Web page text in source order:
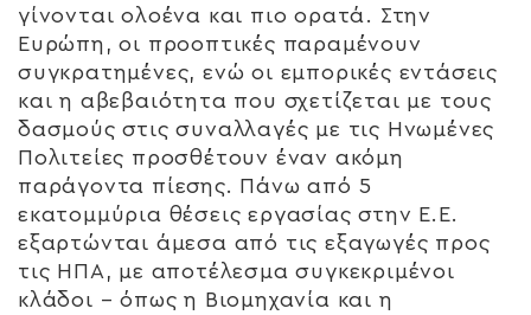
γίνονται ολοένα και πιο ορατά. Στην
Ευρώπη, οι προοπτικές παραμένουν
συγκρατημένες, ενώ οι εμπορικές εντάσεις
και η αβεβαιότητα που σχετίζεται με τους
δασμούς στις συναλλαγές με τις Ηνωμένες
Πολιτείες προσθέτουν έναν ακόμη
παράγοντα πίεσης. Πάνω από 5
εκατομμύρια θέσεις εργασίας στην Ε.Ε.
εξαρτώνται άμεσα από τις εξαγωγές προς
τις ΗΠΑ, με αποτέλεσμα συγκεκριμένοι
κλάδοι – όπως η Βιομηχανία και η